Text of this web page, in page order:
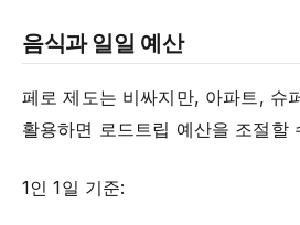
음식과 일일 예산
페로 제도는 비싸지만, 아파트, 슈
활용하면 로드트립 예산을 조절할
1인 1일 기준: